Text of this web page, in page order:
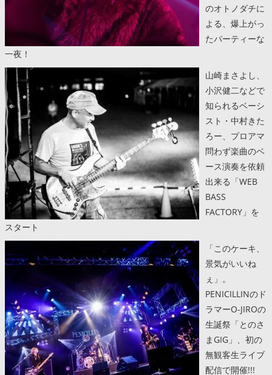
のオトノダチに
よる、爆上がっ
たパーティーな
一夜！
山崎まさよし、
小沢健二などで
知られるベーシ
スト・中村きた
ろー、プロアマ
問わず楽曲のベ
ース演奏を依頼
出来る「WEB
BASS
FACTORY」を
スタート
「このケーキ、
景気がいいね
ぇ」。
PENICILLINのド
ラマーO-JIROの
生誕祭「とのさ
まGIG」、初の
無観客生ライブ
配信で開催!!!